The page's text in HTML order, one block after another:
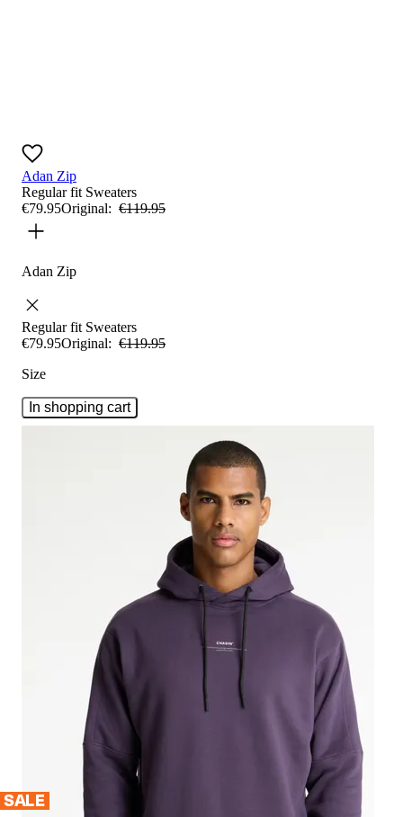
Adan Zip
Regular fit Sweaters
€79.95Original: €119.95
Adan Zip
Regular fit Sweaters
€79.95Original: €119.95
Size
In shopping cart